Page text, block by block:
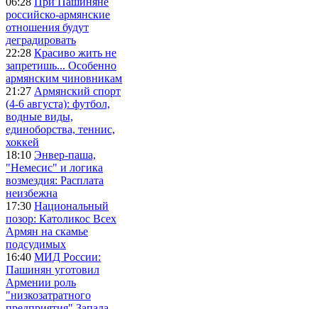
российско-армянские
отношения будут
деградировать
22:28 Красиво жить не
запретишь... Особенно
армянским чиновникам
21:27 Армянский спорт
(4-6 августа): футбол,
водные виды,
единоборства, теннис,
хоккей
18:10 Энвер-паша,
"Немесис" и логика
возмездия: Расплата
неизбежна
17:30 Национальный
позор: Католикос Всех
Армян на скамье
подсудимых
16:40 МИД России:
Пашинян уготовил
Армении роль
"низкозатратного